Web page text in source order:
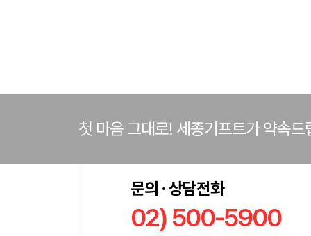
첫 마음 그대로! 세종기프트가 약속드
문의 · 상담전화
02) 500-5900